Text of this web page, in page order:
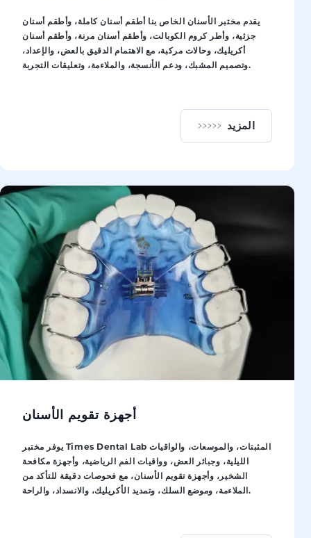
يقدم مختبر الأسنان الخاص بنا أطقم أسنان كاملة، وأطقم أسنان
جزئية، وأطر كروم الكوبالت، وأطقم أسنان مرنة، وأطقم أسنان
أكريليك، وحالات مركبة، مع الاهتمام الدقيق بالعض، والإعداد،
وتصميم المشبك، ودعم الأنسجة، والملاءمة، وتعليقات التجربة.
المزيد
القابلة للإزالة
أجهزة تقويم الأسنان
يوفر مختبر Times Dental Lab المثبتات، والموسعات، والواقيات
الليلية، وجبائر العض، وواقيات الفم الرياضية، وأجهزة مكافحة
الشخير، وأجهزة تقويم الأسنان، مع فحوصات دقيقة للتأكد من
الملاءمة، وموضع السلك، وتمديد الأكريليك، والانسداد، والراحة.